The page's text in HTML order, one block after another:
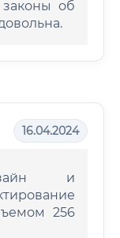
об
16.04.2024
и
256